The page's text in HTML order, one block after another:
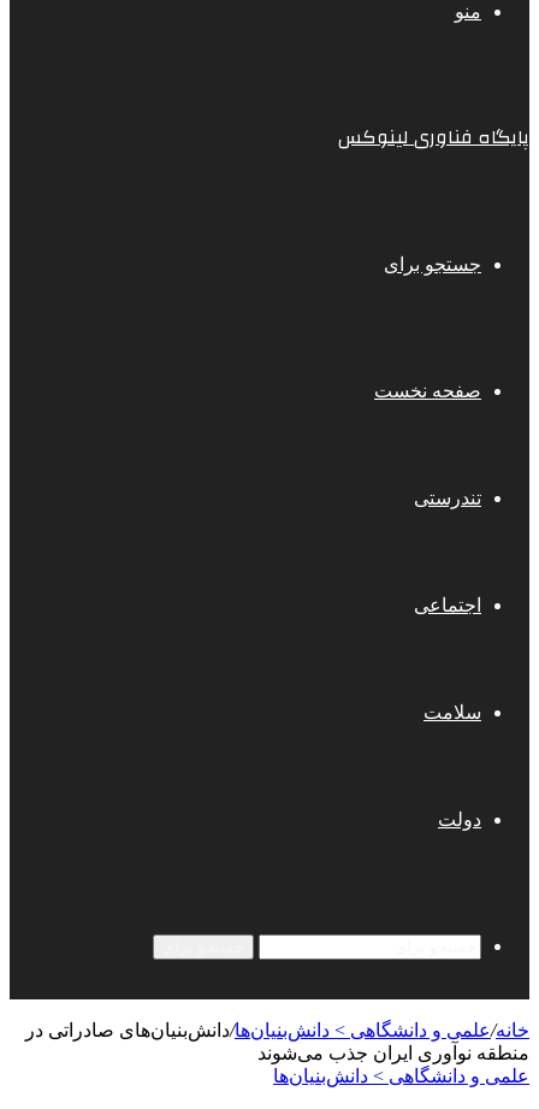
منو
پایگاه فناوری لینوکس
جستجو برای
صفحه نخست
تندرستی
اجتماعی
سلامت
دولت
خانه/علمی‌ و دانشگاهی > دانش‌بنیان‌ها/دانش‌بنیان‌های صادراتی در
منطقه نوآوری ایران جذب می‌شوند
علمی‌ و دانشگاهی > دانش‌بنیان‌ها